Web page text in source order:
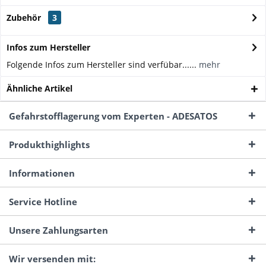
Zubehör 3
Infos zum Hersteller
Folgende Infos zum Hersteller sind verfübar...... mehr
Ähnliche Artikel
Gefahrstofflagerung vom Experten - ADESATOS
Produkthighlights
Informationen
Service Hotline
Unsere Zahlungsarten
Wir versenden mit: